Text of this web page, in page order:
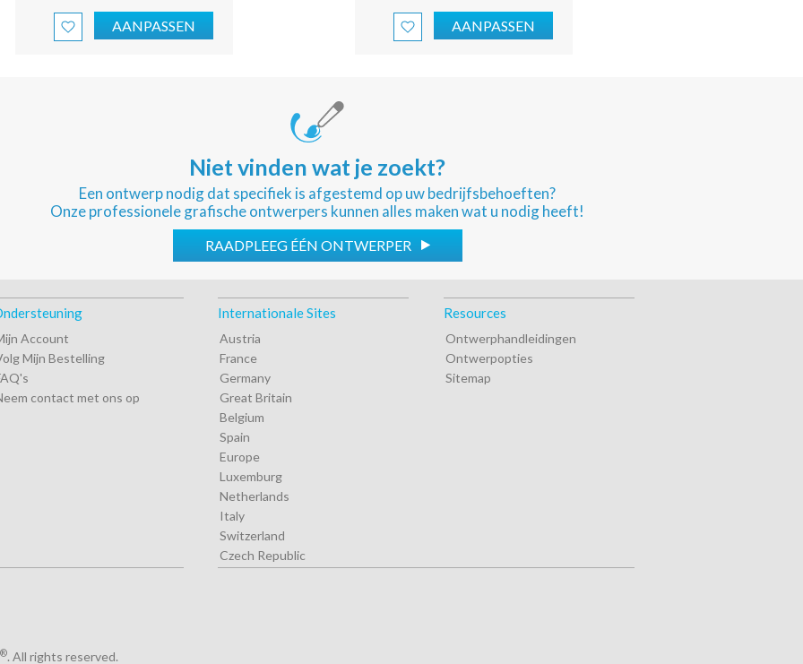
AANPASSEN AANPASSEN
Niet vinden wat je zoekt?
Een ontwerp nodig dat specifiek is afgestemd op uw bedrijfsbehoeften?
Onze professionele grafische ontwerpers kunnen alles maken wat u nodig heeft!
RAADPLEEG ÉÉN ONTWERPER
Account
Mijn Bestelling
contact met ons op
Internationale Sites
Austria
France
Germany
Great Britain
Belgium
Spain
Europe
Luxemburg
Netherlands
Italy
Switzerland
Czech Republic
Resources
Ontwerphandleidingen
Ontwerpopties
Sitemap
®. All rights reserved.